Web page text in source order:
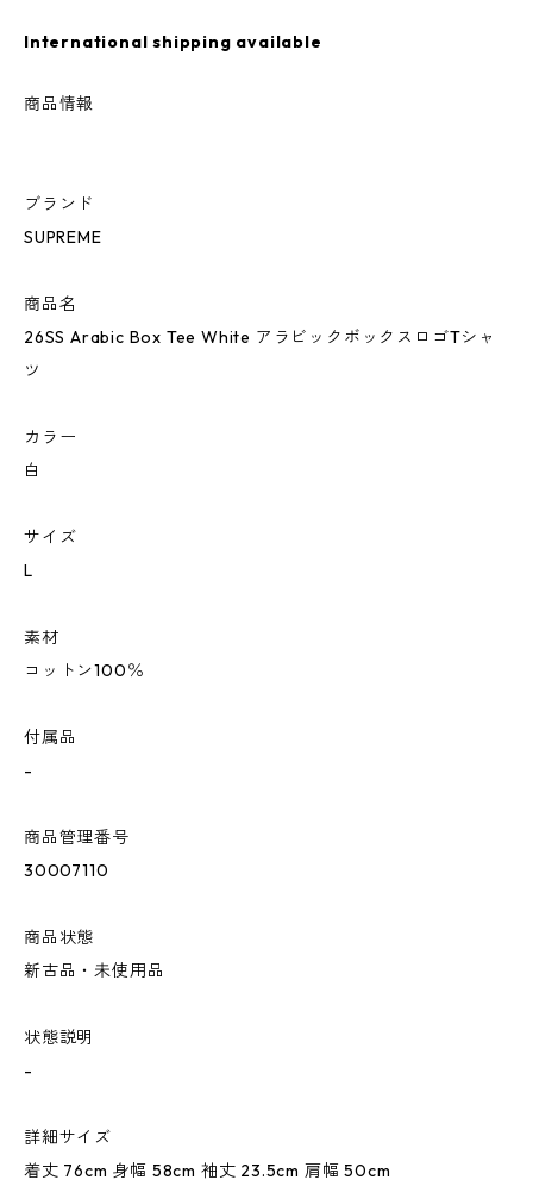
International shipping available
商品情報
ブランド
SUPREME
商品名
26SS Arabic Box Tee White アラビックボックスロゴTシャ
ツ
カラー
白
サイズ
L
素材
コットン100％
付属品
-
商品管理番号
30007110
商品状態
新古品・未使用品
状態説明
-
詳細サイズ
着丈 76cm 身幅 58cm 袖丈 23.5cm 肩幅 50cm